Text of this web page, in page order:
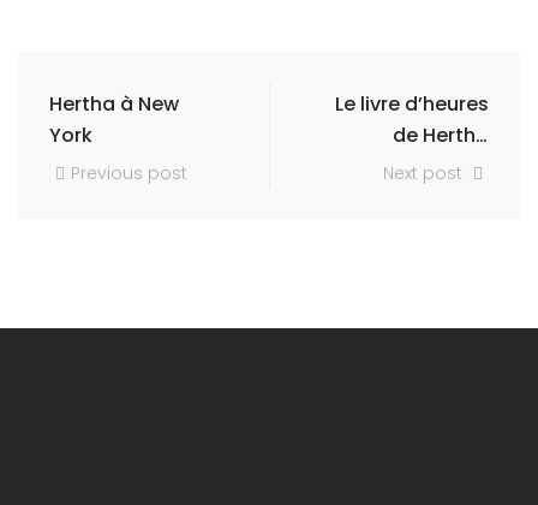
Hertha à New
York
Previous post
Le livre d’heures
de Hertha
Nathorff
Next post